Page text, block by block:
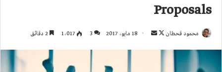
Proposals
محمود قحطان
تابعأرسل
18 مايو، 2017 3 1٬017